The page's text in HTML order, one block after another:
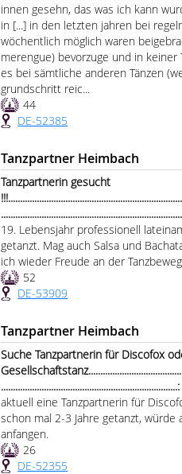
innen gesehn, das was ich kann
in [...] in den letzten jahren bei
wöchentlich möglich waren
merengue) bevorzuge und in
es bei sämtliche anderen Tänzen
grundschritt reic...
44
DE-52385
Tanzpartner Heimbach
Tanzpartnerin gesucht
19. Lebensjahr professionell
getanzt. Mag auch Salsa und
ich wieder Freude an der
52
DE-53909
Tanzpartner Heimbach
Suche Tanzpartnerin für Discofox
..........................................................................:
aktuell eine Tanzpartnerin für
schon mal 2-3 Jahre getanzt,
anfangen.
26
DE-52355